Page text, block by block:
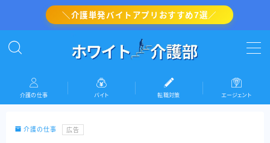
＼介護単発バイトアプリおすすめ7選／
MENU
介護の転職対策
介護の仕事 バイト 転職対策 エージェント
介護の仕事 広告